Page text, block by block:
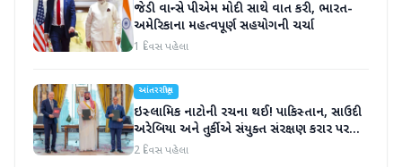
જેડી વાન્સે પીએમ મોદી સાથે વાત કરી, ભારત-
અમેરિકાના મહત્વપૂર્ણ સહયોગની ચર્ચા
1 દિવસ પહેલા
આંતરરાષ્ટ્રીય
ઇસ્લામિક નાટોની રચના થઈ! પાકિસ્તાન, સાઉદી
અરેબિયા અને તુર્કીએ સંયુક્ત સંરક્ષણ કરાર પર
હસ્તાક્ષર
2 દિવસ પહેલા